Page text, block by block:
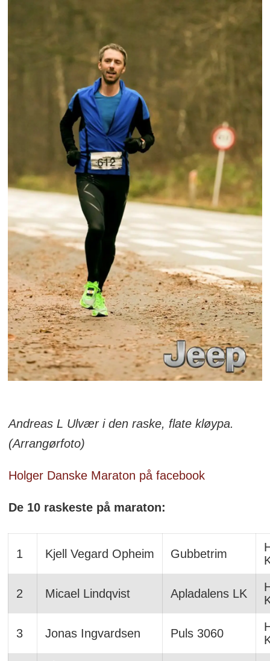
Andreas L Ulvær i den raske, flate kløypa.
(Arrangørfoto)
Holger Danske Maraton på facebook
De 10 raskeste på maraton:
1 Kjell Vegard Opheim Gubbetrim
2 Micael Lindqvist Apladalens LK
3 Jonas Ingvardsen Puls 3060